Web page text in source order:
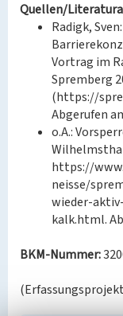
Quellen/
Radigk,
Vortrag im
Spremberg
(https://
Abgerufen
o.A.:
https://
neisse/
wieder-
kalk.html.
BKM-Nummer: